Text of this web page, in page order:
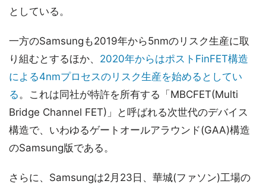
としている。
一方のSamsungも2019年から5nmのリスク生産に取
り組むとするほか、 2020年からはポストFinFET構造
による4nmプロセスのリスク生産を始めるとしてい
る 。これは同社が特許を所有する「MBCFET(Multi
Bridge Channel FET)」と呼ばれる次世代のデバイス
構造で、いわゆるゲートオールアラウンド(GAA)構造
のSamsung版である。
さらに、Samsungは2月23日、華城(ファソン)工場の